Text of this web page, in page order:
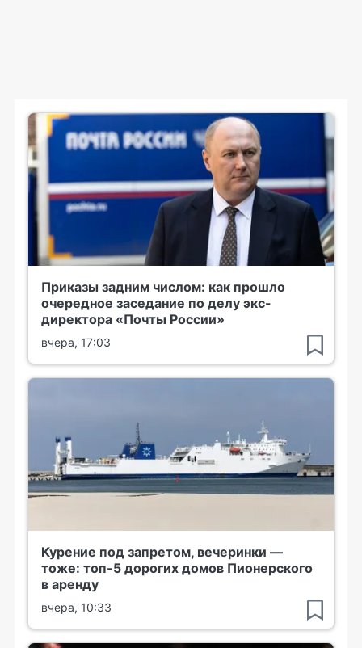
Приказы задним числом: как прошло
очередное заседание по делу экс-
директора «Почты России»
вчера, 17:03
Курение под запретом, вечеринки —
тоже: топ-5 дорогих домов Пионерского
в аренду
вчера, 10:33